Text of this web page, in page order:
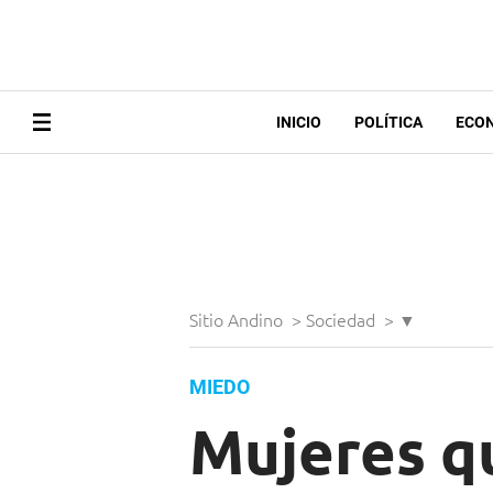
INICIO POLÍTICA
Sitio Andino > Sociedad > ▼
MIEDO
Mujeres